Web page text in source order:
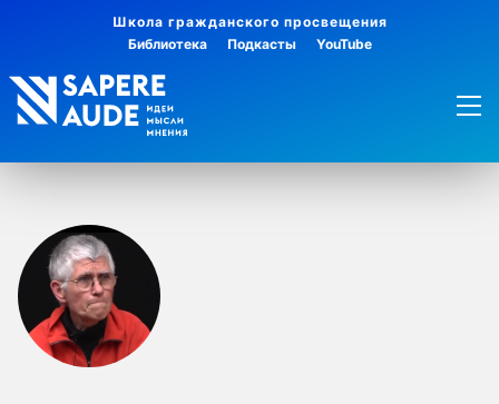
Школа гражданского просвещения
Библиотека
Подкасты YouTube